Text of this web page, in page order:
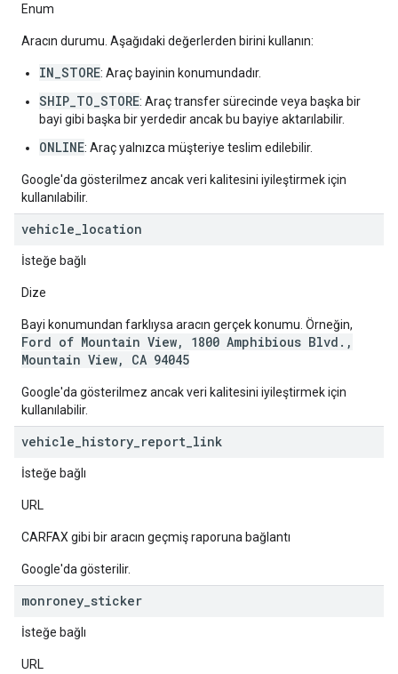
Enum
Aracın durumu. Aşağıdaki değerlerden birini kullanın:
IN_STORE: Araç bayinin konumundadır.
SHIP_TO_STORE: Araç transfer sürecinde veya başka bir
bayi gibi başka bir yerdedir ancak bu bayiye aktarılabilir.
ONLINE: Araç yalnızca müşteriye teslim edilebilir.
Google'da gösterilmez ancak veri kalitesini iyileştirmek için
kullanılabilir.
vehicle location
İsteğe bağlı
Dize
Bayi konumundan farklıysa aracın gerçek konumu. Örneğin,
Ford of Mountain View, 1800 Amphibious Blvd.,
Mountain View, CA 94045
Google'da gösterilmez ancak veri kalitesini iyileştirmek için
kullanılabilir.
vehicle history report link
İsteğe bağlı
URL
CARFAX gibi bir aracın geçmiş raporuna bağlantı
Google'da gösterilir.
monroney sticker
İsteğe bağlı
URL